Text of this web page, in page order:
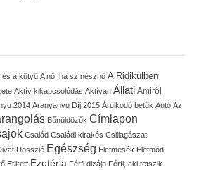
és a kütyü A nő, ha színésznő A Ridikülben
Aktív kikapcsolódás Aktívan Állati Amiről
2014 Aranyanyu Díj 2015 Árulkodó betűk Autó Az
Bűnüldözők Címlapon
Család Családi kirakós Csillagászat
Dosszié Egészség Életmesék Életmód
Etikett Ezotéria Férfi dizájn Férfi, aki tetszik